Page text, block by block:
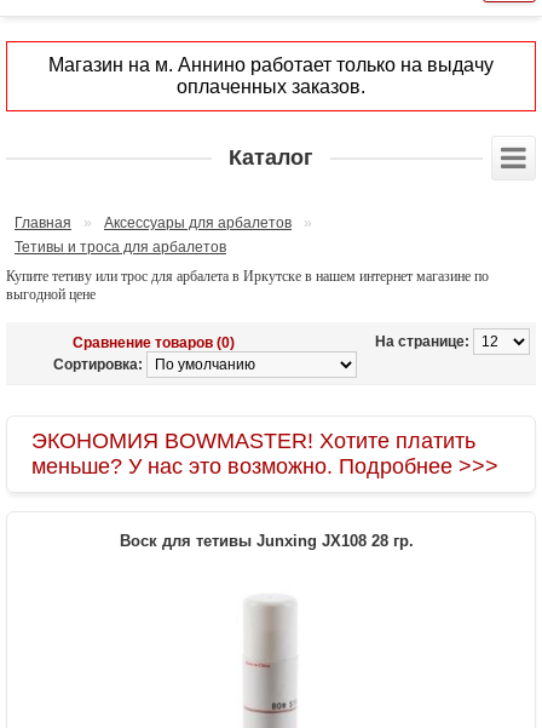
Магазин на м. Аннино работает только на выдачу
оплаченных заказов.
Каталог
Главная » Аксессуары для арбалетов
»
Тетивы и троса для арбалетов
Купите тетиву или трос для арбалета в Иркутске в нашем интернет магазине по
выгодной цене
На странице:
Сравнение товаров (0)
Сортировка:
ЭКОНОМИЯ BOWMASTER! Хотите платить
меньше? У нас это возможно. Подробнее >>>
Воск для тетивы Junxing JX108 28 гр.